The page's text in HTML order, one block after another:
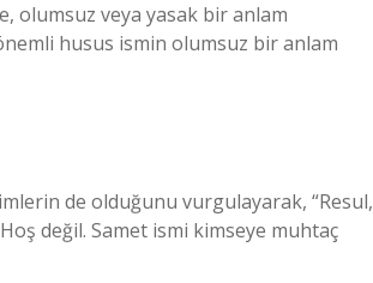
olumsuz veya yasak bir anlam
husus ismin olumsuz bir anlam
de olduğunu vurgulayarak, “Resul,
değil. Samet ismi kimseye muhtaç